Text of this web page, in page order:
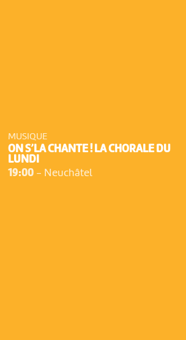
MUSIQUE
ON S’LA CHANTE ! LA CHORALE DU
LUNDI
19:00- Neuchâtel